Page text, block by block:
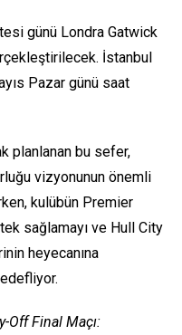
günü Londra Gatwick
İstanbul
Pazar günü saat
planlanan bu sefer,
vizyonunun önemli
kulübün Premier
sağlamayı ve Hull City
heyecanına
Off Final Maçı: